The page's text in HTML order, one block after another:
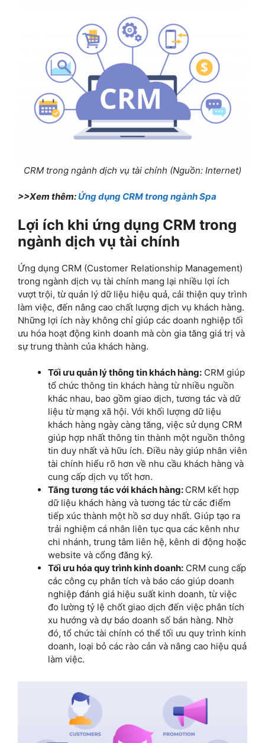
CRM trong ngành dịch vụ tài chính (Nguồn: Internet)
>>Xem thêm: Ứng dụng CRM trong ngành Spa
Lợi ích khi ứng dụng CRM trong
ngành dịch vụ tài chính
Ứng dụng CRM (Customer Relationship Management)
trong ngành dịch vụ tài chính mang lại nhiều lợi ích
vượt trội, từ quản lý dữ liệu hiệu quả, cải thiện quy trình
làm việc, đến nâng cao chất lượng dịch vụ khách hàng.
Những lợi ích này không chỉ giúp các doanh nghiệp tối
ưu hóa hoạt động kinh doanh mà còn gia tăng giá trị và
sự trung thành của khách hàng.
Tối ưu quản lý thông tin khách hàng: CRM giúp
tổ chức thông tin khách hàng từ nhiều nguồn
khác nhau, bao gồm giao dịch, tương tác và dữ
liệu từ mạng xã hội. Với khối lượng dữ liệu
khách hàng ngày càng tăng, việc sử dụng CRM
giúp hợp nhất thông tin thành một nguồn thông
tin duy nhất và hữu ích. Điều này giúp nhân viên
tài chính hiểu rõ hơn về nhu cầu khách hàng và
cung cấp dịch vụ tốt hơn.
Tăng tương tác với khách hàng: CRM kết hợp
dữ liệu khách hàng và tương tác từ các điểm
tiếp xúc thành một hồ sơ duy nhất. Giúp tạo ra
trải nghiệm cá nhân liên tục qua các kênh như
chi nhánh, trung tâm liên hệ, kênh di động hoặc
website và cổng đăng ký.
Tối ưu hóa quy trình kinh doanh: CRM cung cấp
các công cụ phân tích và báo cáo giúp doanh
nghiệp đánh giá hiệu suất kinh doanh, từ việc
đo lường tỷ lệ chốt giao dịch đến việc phân tích
xu hướng và dự báo doanh số bán hàng. Nhờ
đó, tổ chức tài chính có thể tối ưu quy trình kinh
doanh, loại bỏ các rào cản và nâng cao hiệu quả
làm việc.